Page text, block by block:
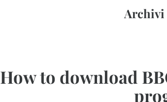
Archivi
How to download